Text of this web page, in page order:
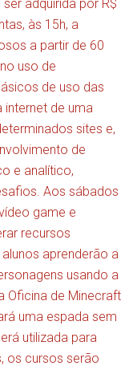
adquirida por R$
às 15h, a
a partir de 60
uso de
de uso das
internet de uma
sites e,
de
e analítico,
Aos sábados
game e
recursos
aprenderão a
usando a
Oficina de Minecraft
uma espada sem
utilizada para
os cursos serão